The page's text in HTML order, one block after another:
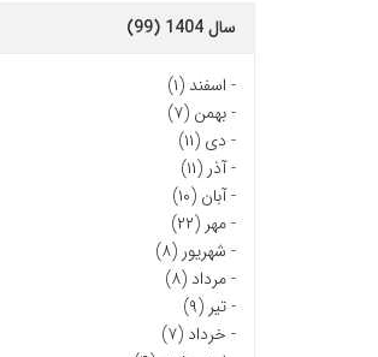
سال 1404 (99)
- اسفند (۱)
-بهمن (۷)
- دی (۱۱)
-آذر (۱۱)
-آبان (۱۰)
-مهر (۲۲)
- شهریور (۸)
-مرداد (۸)
-تیر (۹)
- خرداد (۷)